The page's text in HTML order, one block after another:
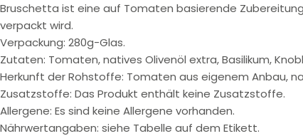
Bruschetta ist eine auf Tomaten basierende
verpackt wird.
Verpackung: 280g-Glas.
Zutaten: Tomaten, natives Olivenöl extra, Basilikum,
Herkunft der Rohstoffe: Tomaten aus eigenem Anbau,
Zusatzstoffe: Das Produkt enthält keine Zusatzstoffe.
Allergene: Es sind keine Allergene vorhanden.
Nährwertangaben: siehe Tabelle auf dem Etikett.